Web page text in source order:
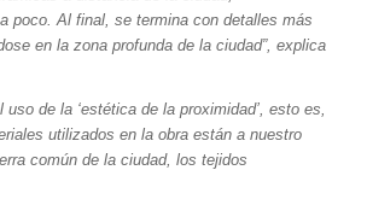
poco. Al final, se termina con detalles más
en la zona profunda de la ciudad”, explica
uso de la ‘estética de la proximidad’, esto es,
utilizados en la obra están a nuestro
común de la ciudad, los tejidos